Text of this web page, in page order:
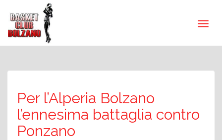
Per l’Alperia Bolzano
l’ennesima battaglia contro
Ponzano